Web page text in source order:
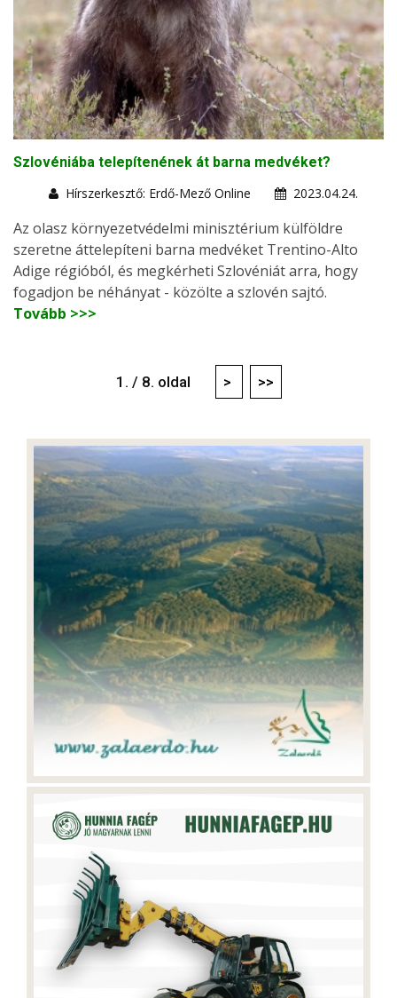
Szlovéniába telepítenének át barna medvéket?
Hírszerkesztő: Erdő-Mező Online
2023.04.24.
Az olasz környezetvédelmi minisztérium külföldre
szeretne áttelepíteni barna medvéket Trentino-Alto
Adige régióból, és megkérheti Szlovéniát arra, hogy
fogadjon be néhányat - közölte a szlovén sajtó.
Tovább >>>
1. / 8. oldal > >>